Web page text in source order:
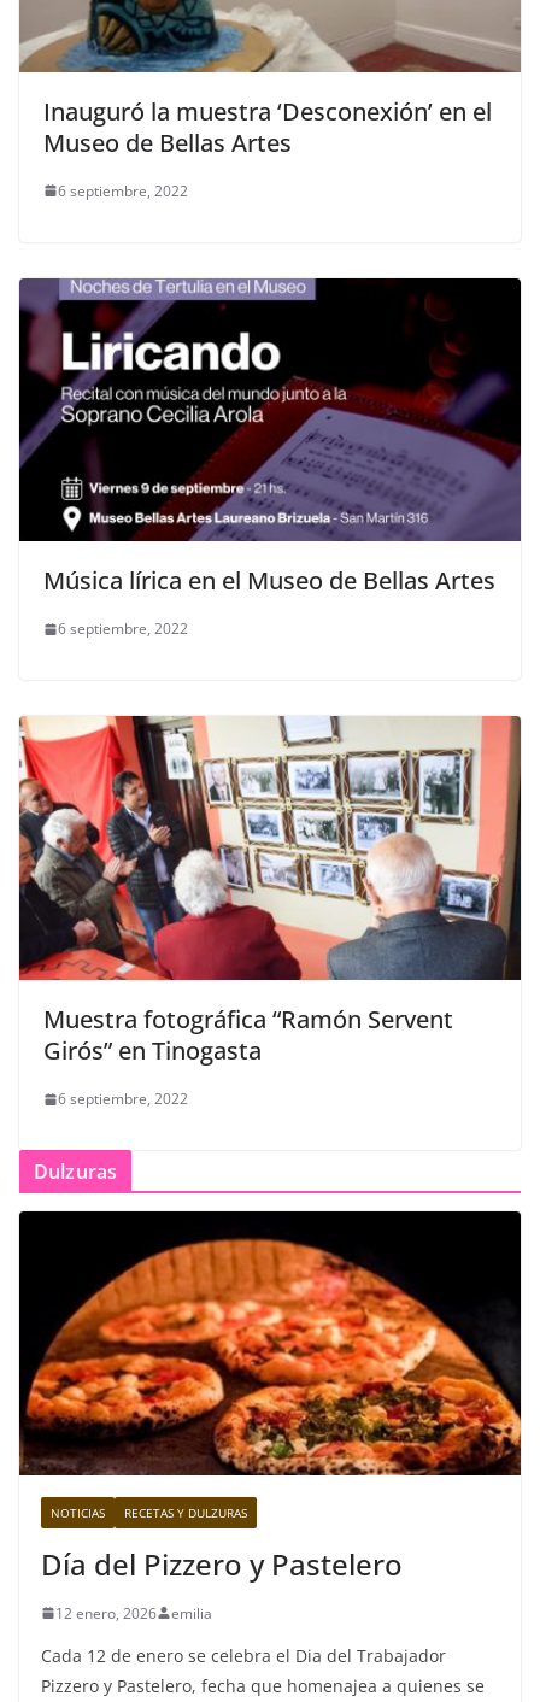
Inauguró la muestra ‘Desconexión’ en el
Museo de Bellas Artes
6 septiembre, 2022
Música lírica en el Museo de Bellas Artes
6 septiembre, 2022
Muestra fotográfica “Ramón Servent
Girós” en Tinogasta
6 septiembre, 2022
Dulzuras
NOTICIAS RECETAS Y DULZURAS
Día del Pizzero y Pastelero
12 enero, 2026 emilia
Cada 12 de enero se celebra el Dia del Trabajador
Pizzero y Pastelero, fecha que homenajea a quienes se